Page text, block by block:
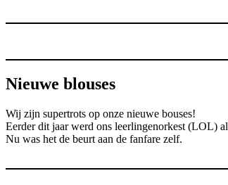
Nieuwe blouses
Wij zijn supertrots op onze nieuwe bouses!
Eerder dit jaar werd ons leerlingenorkest (LOL)
Nu was het de beurt aan de fanfare zelf.